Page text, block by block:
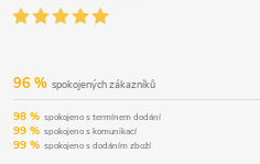
96 % spokojených zákazníků
98 % spokojeno s termínem dodání
99 % spokojeno s komunikací
99 % spokojeno s dodáním zboží